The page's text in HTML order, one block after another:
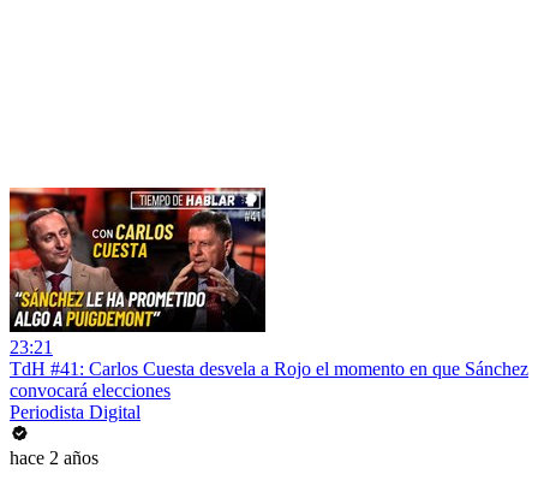
23:21
TdH #41: Carlos Cuesta desvela a Rojo el momento en que Sánchez
convocará elecciones
Periodista Digital
hace 2 años